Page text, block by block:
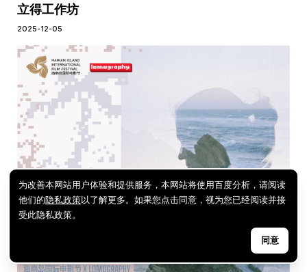
立得工作坊
2025-12-05
为改善本网站用户体验和提供服务，本网站将使用百度分析，请阅读
他们的隐私政策以了解更多。如果您点击同意，视为您已经阅读并接
受此隐私政策。
同意